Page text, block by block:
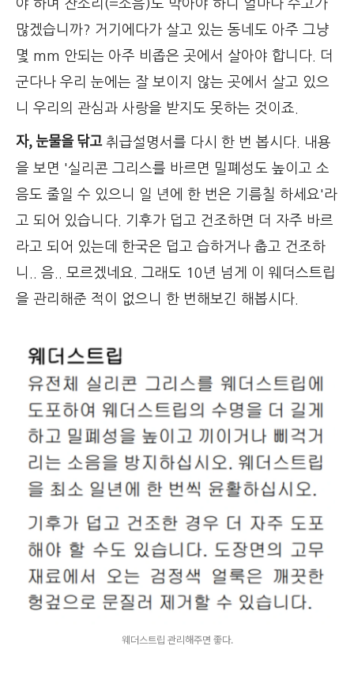
야 하며 잔소리(=소음)도 막아야 하니 얼마나 수고가
많겠습니까? 거기에다가 살고 있는 동네도 아주 그냥
몇 mm 안되는 아주 비좁은 곳에서 살아야 합니다. 더
군다나 우리 눈에는 잘 보이지 않는 곳에서 살고 있으
니 우리의 관심과 사랑을 받지도 못하는 것이죠.
자, 눈물을 닦고취급설명서를 다시 한 번 봅시다. 내용
을 보면 '실리콘 그리스를 바르면 밀폐성도 높이고 소
음도 줄일 수 있으니 일 년에 한 번은 기름칠 하세요'라
고 되어 있습니다. 기후가 덥고 건조하면 더 자주 바르
라고 되어 있는데 한국은 덥고 습하거나 춥고 건조하
니.. 음.. 모르겠네요. 그래도 10년 넘게 이 웨더스트립
을 관리해준 적이 없으니 한 번해보긴 해봅시다.
웨더스트립 관리해주면 좋다.